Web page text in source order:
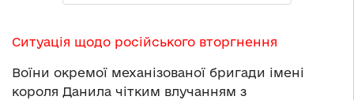
Ситуація щодо російського вторгнення
Воїни окремої механізованої бригади імені
короля Данила чітким влучанням з